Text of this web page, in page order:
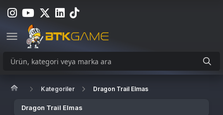
Kategoriler Dragon Trail Elmas
Dragon Trail Elmas